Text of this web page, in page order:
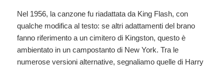
Nel 1956, la canzone fu riadattata da King Flash, con
qualche modifica al testo: se altri adattamenti del brano
fanno riferimento a un cimitero di Kingston, questo è
ambientato in un campostanto di New York. Tra le
numerose versioni alternative, segnaliamo quelle di Harry